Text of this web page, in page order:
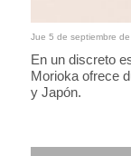
Jue 5 de septiembre
En un discreto
Morioka ofrece
y Japón.